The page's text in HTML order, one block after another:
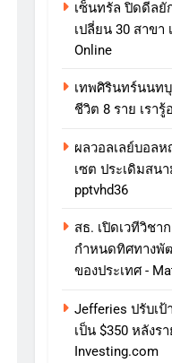
เซ็นทรัล ปิดดีลยั
เปลี่ยน 30 สาขา
Online
เทพศิรินทร์นนทบุ
ชีวิต 8 ราย เรารู้
ผลวอลเลย์บอล
เซต ประเดิมสน
pptvhd36
สธ. เปิดเวทีวิชา
กำหนดทิศทางพั
ของประเทศ -
Jefferies ปรับเ
เป็น $350 หลังร
Investing.com